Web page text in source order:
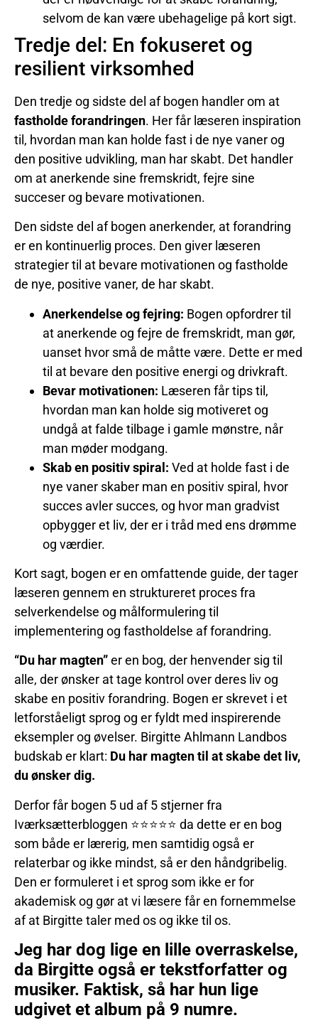
selvom de kan være ubehagelige på kort sigt.
Tredje del: En fokuseret og
resilient virksomhed
Den tredje og sidste del af bogen handler om at
fastholde forandringen. Her får læseren inspiration
til, hvordan man kan holde fast i de nye vaner og
den positive udvikling, man har skabt. Det handler
om at anerkende sine fremskridt, fejre sine
succeser og bevare motivationen.
Den sidste del af bogen anerkender, at forandring
er en kontinuerlig proces. Den giver læseren
strategier til at bevare motivationen og fastholde
de nye, positive vaner, de har skabt.
Anerkendelse og fejring: Bogen opfordrer til
at anerkende og fejre de fremskridt, man gør,
uanset hvor små de måtte være. Dette er med
til at bevare den positive energi og drivkraft.
Bevar motivationen: Læseren får tips til,
hvordan man kan holde sig motiveret og
undgå at falde tilbage i gamle mønstre, når
man møder modgang.
Skab en positiv spiral: Ved at holde fast i de
nye vaner skaber man en positiv spiral, hvor
succes avler succes, og hvor man gradvist
opbygger et liv, der er i tråd med ens drømme
og værdier.
Kort sagt, bogen er en omfattende guide, der tager
læseren gennem en struktureret proces fra
selverkendelse og målformulering til
implementering og fastholdelse af forandring.
“Du har magten”er en bog, der henvender sig til
alle, der ønsker at tage kontrol over deres liv og
skabe en positiv forandring. Bogen er skrevet i et
letforståeligt sprog og er fyldt med inspirerende
eksempler og øvelser. Birgitte Ahlmann Landbos
budskab er klart: Du har magten til at skabe det liv,
du ønsker dig.
Derfor får bogen 5 ud af 5 stjerner fra
Iværksætterbloggen ⭐⭐⭐⭐⭐ da dette er en bog
som både er lærerig, men samtidig også er
relaterbar og ikke mindst, så er den håndgribelig.
Den er formuleret i et sprog som ikke er for
akademisk og gør at vi læsere får en fornemmelse
af at Birgitte taler med os og ikke til os.
Jeg har dog lige en lille overraskelse,
da Birgitte også er tekstforfatter og
musiker. Faktisk, så har hun lige
udgivet et album på 9 numre.